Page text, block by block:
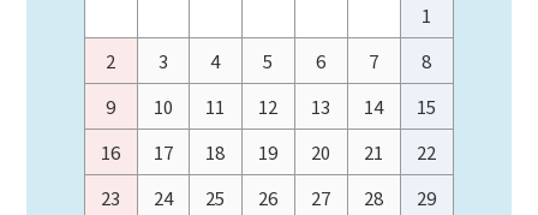
1
2
3 4 5 6 7
8
9
10 11 12 13 14
15
16
17 18 19 20 21
22
23
24 25 26 27 28
29